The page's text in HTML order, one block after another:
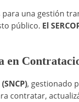
para una gestión
público. El
en
, gestionado
contratar,